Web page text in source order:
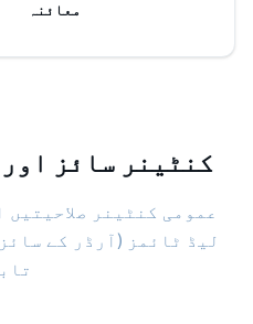
معائنہ
کنٹینر سائز
عمومی کنٹینر
لیڈ ٹائمز (آرڈر کے